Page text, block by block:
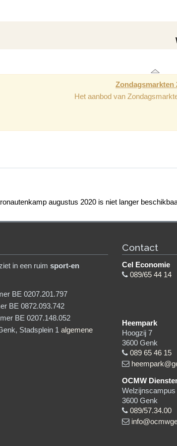
Zondagsmarkten
Het aanbod van
augustus 2020 is niet langer
in een ruim sport-en
BE 0207.201.797
BE 0872.093.742
BE 0207.148.052
Stadsplein 1 algemene
Contact
Cel Economie
089/65 44 14
Heempark
Hoogzij 7
3600Genk
089 65 46 15
OCMW
Welzijnscampus
3600Genk
089/57.34.00